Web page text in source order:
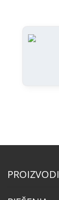
PROIZVODI